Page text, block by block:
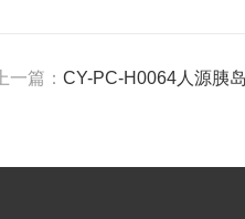
上一篇： CY-PC-H0064人源胰